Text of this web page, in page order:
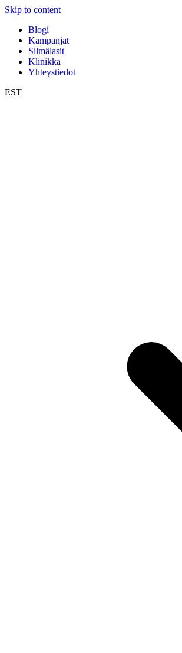
Skip to content
Blogi
Kampanjat
Silmälasit
Klinikka
Yhteystiedot
EST